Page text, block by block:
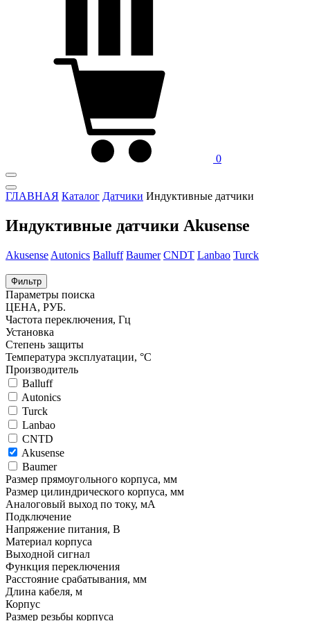
0
ГЛАВНАЯ Каталог Датчики Индуктивные датчики
Индуктивные датчики Akusense
Akusense Autonics Balluff Baumer CNDT Lanbao Turck
Фильтр
Параметры поиска
ЦЕНА, РУБ.
Частота переключения, Гц
Установка
Степень защиты
Температура эксплуатации, °С
Производитель
Balluff
Autonics
Turck
Lanbao
CNTD
Akusense
Baumer
Размер прямоугольного корпуса, мм
Размер цилиндрического корпуса, мм
Аналоговый выход по току, мА
Подключение
Напряжение питания, В
Материал корпуса
Выходной сигнал
Функция переключения
Расстояние срабатывания, мм
Длина кабеля, м
Корпус
Размер резьбы корпуса